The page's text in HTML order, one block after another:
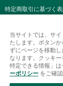
特定商取引に基づく
当サイトでは、サ
たします。ボタン
ずにページを移動
なります。クッキ
特定できる情報」
ーポリシー をご確